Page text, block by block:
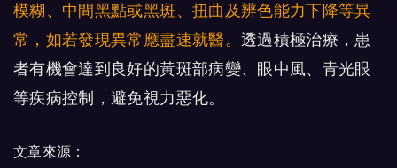
模糊、中間黑點或黑斑、扭曲及辨色能力下降等異
常，如若發現異常應盡速就醫 。 透過積極治療，患
者有機會達到良好的黃斑部病變、眼中風、青光眼
等疾病控制，避免視力惡化。
文章來源：